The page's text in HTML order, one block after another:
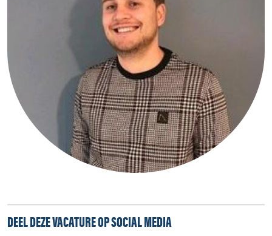
DEEL DEZE VACATURE OP SOCIAL MEDIA